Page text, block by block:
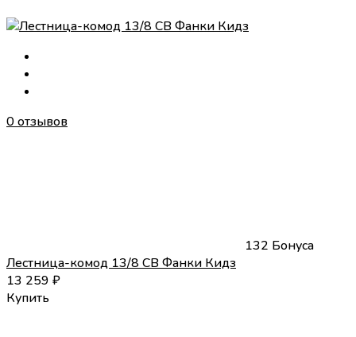
0 отзывов
132 Бонуса
Лестница-комод 13/8 СВ Фанки Кидз
13 259 ₽
Купить